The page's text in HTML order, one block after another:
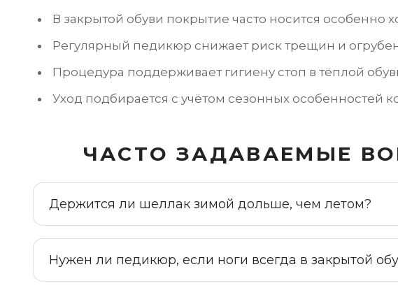
В закрытой обуви покрытие часто носится особенно
Регулярный педикюр снижает риск трещин и
Процедура поддерживает гигиену стоп в тёплой
Уход подбирается с учётом сезонных особенностей
ЧАСТО ЗАДАВАЕМЫЕ
Держится ли шеллак зимой дольше, чем летом?
Нужен ли педикюр, если ноги всегда в закрытой